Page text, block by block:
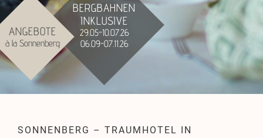
ANGEBOTE
à la Sonnenberg
BERGBAHNEN
INKLUSIVE
29.05-10.07.26
06.09-07.11.26
SONNENBERG – TRAUMHOTEL IN